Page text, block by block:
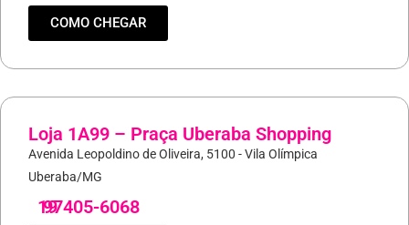
COMO CHEGAR
Loja 1A99 – Praça Uberaba Shopping
Avenida Leopoldino de Oliveira, 5100 - Vila Olímpica
Uberaba/MG
19
97405-6068